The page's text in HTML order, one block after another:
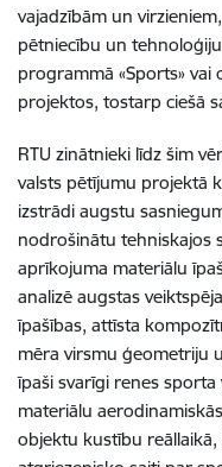
vajadzībām un
pētniecību un
programmā «Sports» vai
projektos, tostarp ciešā
RTU zinātnieki līdz šim
valsts pētījumu projektā
izstrādi augstu
nodrošinātu tehniskajos
aprīkojuma materiālu
analizē augstas
īpašības, attīsta
mēra virsmu ģeometriju
īpaši svarīgi renes
materiālu
objektu kustību